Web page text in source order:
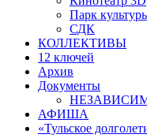
Парк
СДК
КОЛЛЕКТИВЫ
12 ключей
Архив
Документы
АФИША
«Тульское